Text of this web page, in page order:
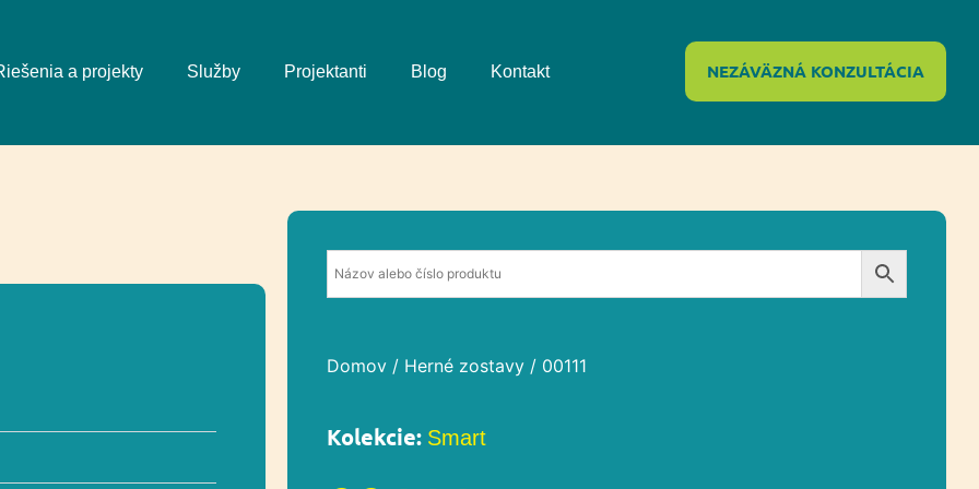
a projekty Služby Projektanti Blog Kontakt NEZÁVÄZNÁ KONZULTÁCIA
Domov/ Herné zostavy/ 00111
Kolekcie: Smart